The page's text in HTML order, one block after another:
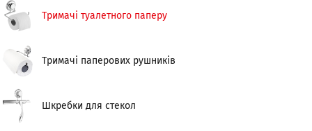
Тримачі туалетного паперу
Тримачі паперових рушників
Шкребки для стекол